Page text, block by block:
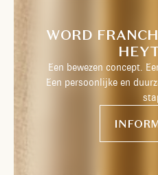
WORD
Een bewezen concept.
Een persoonlijke en